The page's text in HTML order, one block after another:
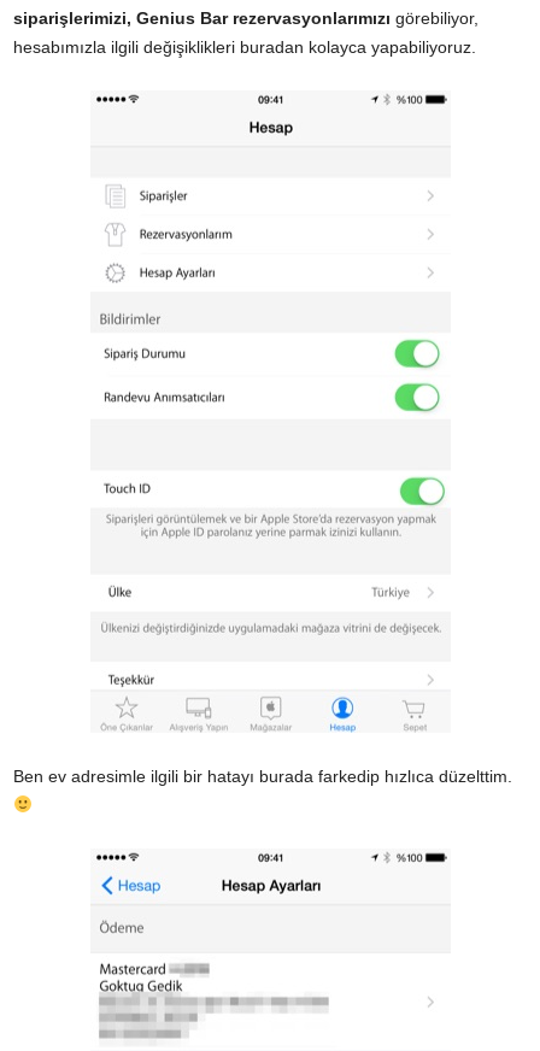
siparişlerimizi, Genius Bar rezervasyonlarımızı görebiliyor,
hesabımızla ilgili değişiklikleri buradan kolayca yapabiliyoruz.
Ben ev adresimle ilgili bir hatayı burada farkedip hızlıca düzelttim.